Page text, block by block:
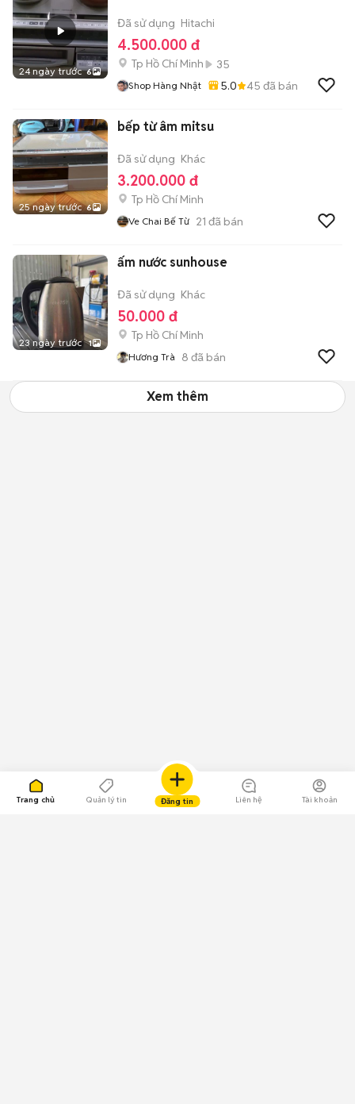
Trang chủ Quản lý tin Đăng tin Liên hệ Tài khoản
24 ngày trước 6
Đã sử dụng Hitachi
4.500.000 đ
Tp Hồ Chí Minh 35
Shop Hàng Nhật 5.0 45 đã bán
25 ngày trước 6
bếp từ âm mitsu
Đã sử dụng Khác
3.200.000 đ
Tp Hồ Chí Minh
Ve Chai Bế Từ 21 đã bán
23 ngày trước 1
ấm nước sunhouse
Đã sử dụng Khác
50.000 đ
Tp Hồ Chí Minh
Hương Trà 8 đã bán
Xem thêm